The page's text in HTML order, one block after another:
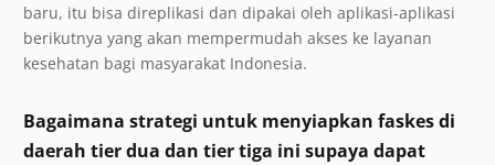
baru, itu bisa direplikasi dan dipakai oleh aplikasi-aplikasi
berikutnya yang akan mempermudah akses ke layanan
kesehatan bagi masyarakat Indonesia.
Bagaimana strategi untuk menyiapkan faskes di
daerah tier dua dan tier tiga ini supaya dapat